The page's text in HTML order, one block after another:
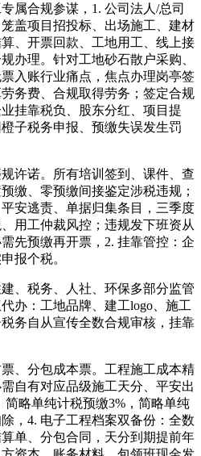
属合规参谋，1. 公司法人/总司
盖项目招投标、出场施工、建材
、开票回款、工地用工、线上接
办理。针对工地砂石散户采购、
入账行业痛点，焦点办理岗亭签
务费、合规取得劳务；签定合规
挂靠税负、股东分红、项目提
子税务申报、预缴失误发生罚
诺。所有培训签到、课件、查
缴、零预缴间接鉴定涉税违规；
安逃责、单据归集条目，三季度
用工仲裁风控；违规发下班资从
先预缴再开票，2. 挂靠管控：企
报个税。
税务、人社、环保多部分监管
办：工地品牌、建工logo、施工
务自从宣传全数合规审核，挂靠
分包成本票。工程施工成本精
自有对应品级施工天分、平安出
简略单纯计税预缴3%，简略单纯
，4. 电子工程档案双备份：全数
单、分包合同，天分到期提前年